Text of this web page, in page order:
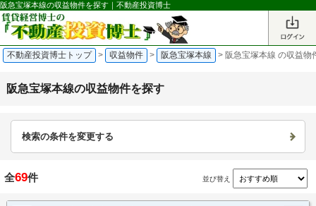
阪急宝塚本線の収益物件を探す｜不動産投資博士
不動産投資博士トップ > 収益物件 > 阪急宝塚本線 > 阪急宝塚本線 の収益物
阪急宝塚本線の収益物件を探す
検索の条件を変更する
全69件 並び替え